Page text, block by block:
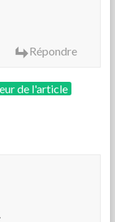
Répondre
de l'article